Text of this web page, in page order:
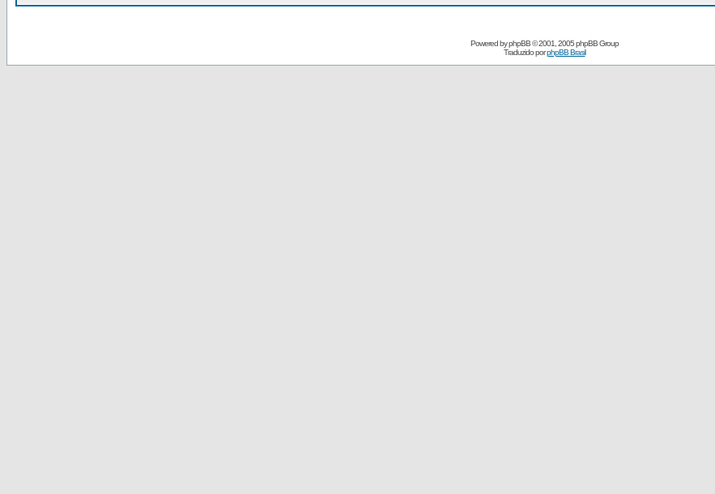
Powered byphpBB© 2001, 2005 phpBB Group
Traduzido porphpBB Brasil